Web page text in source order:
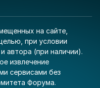
на сайте,
при условии
автора (при наличии).
извлечение
сервисами без
Форума.